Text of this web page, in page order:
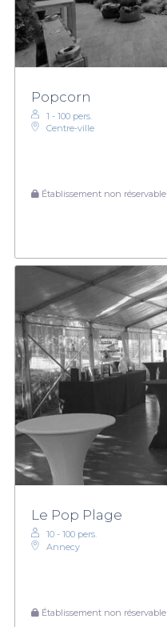
Popcorn
1 - 100 pers.
Centre-ville
Établissement non réservable
Le Pop Plage
10 - 100 pers.
Annecy
Établissement non réservable